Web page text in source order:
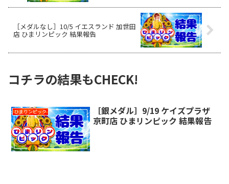
［メダルなし］10/5 イエスランド 加世田
店 ひまリンピック 結果報告
コチラの結果もCHECK!
ひまりンピック
［銀メダル］9/19 ケイズプラザ
京町店 ひまリンピック 結果報告